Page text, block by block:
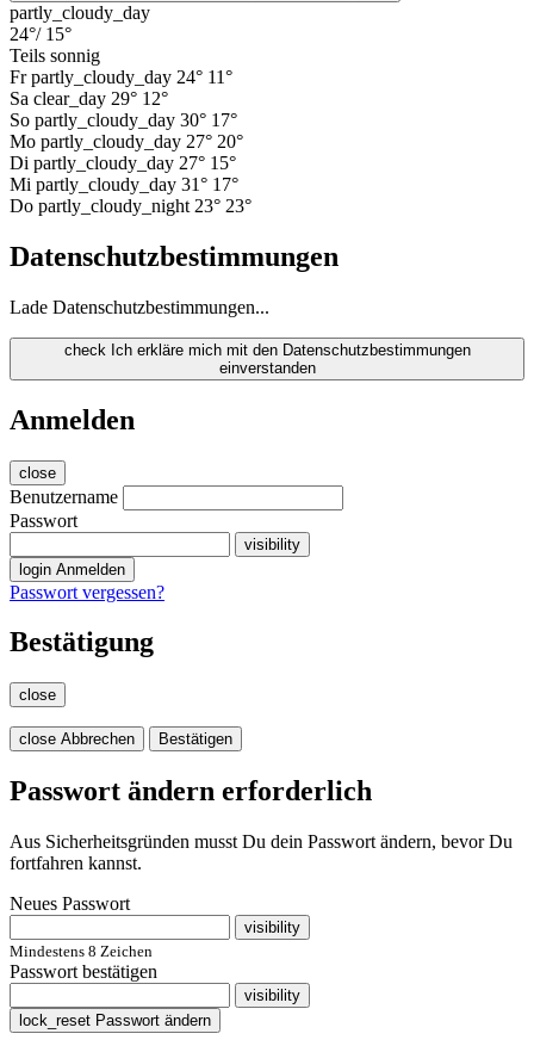
partly_cloudy_day
24°/ 15°
Teils sonnig
Fr partly_cloudy_day 24° 11°
Sa clear_day 29° 12°
So partly_cloudy_day 30° 17°
Mo partly_cloudy_day 27° 20°
Di partly_cloudy_day 27° 15°
Mi partly_cloudy_day 31° 17°
Do partly_cloudy_night 23° 23°
Datenschutzbestimmungen
Lade Datenschutzbestimmungen...
check Ich erkläre mich mit den Datenschutzbestimmungen
einverstanden
Anmelden
close
Benutzername
Passwort
visibility
login Anmelden
Passwort vergessen?
Bestätigung
close
close Abbrechen Bestätigen
Passwort ändern erforderlich
Aus Sicherheitsgründen musst Du dein Passwort ändern, bevor Du
fortfahren kannst.
Neues Passwort
visibility
Mindestens 8 Zeichen
Passwort bestätigen
visibility
lock_reset Passwort ändern